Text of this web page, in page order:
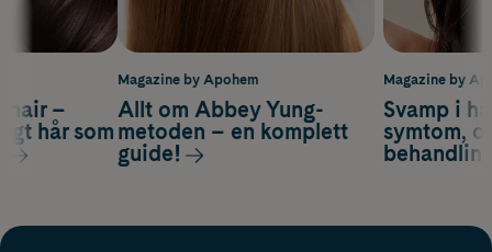
Magazine by
Svamp i
symtom,
hair –
hår som
Magazine by Apohem
Allt om Abbey Yung-
metoden – en komplett
guide!